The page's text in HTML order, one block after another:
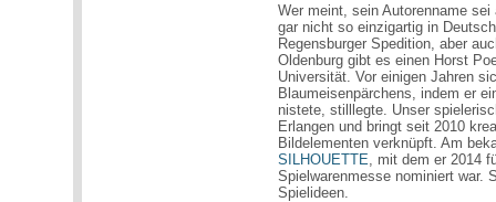
Wer meint, sein Autorenname
gar nicht so einzigartig in
Regensburger Spedition, aber
Oldenburg gibt es einen Horst
Universität. Vor einigen Jahren
Blaumeisenpärchens, indem er
nistete, stilllegte. Unser
Erlangen und bringt seit 2010
Bildelementen verknüpft. Am
SILHOUETTE , mit dem er 2014
Spielwarenmesse nominiert war.
Spielideen.